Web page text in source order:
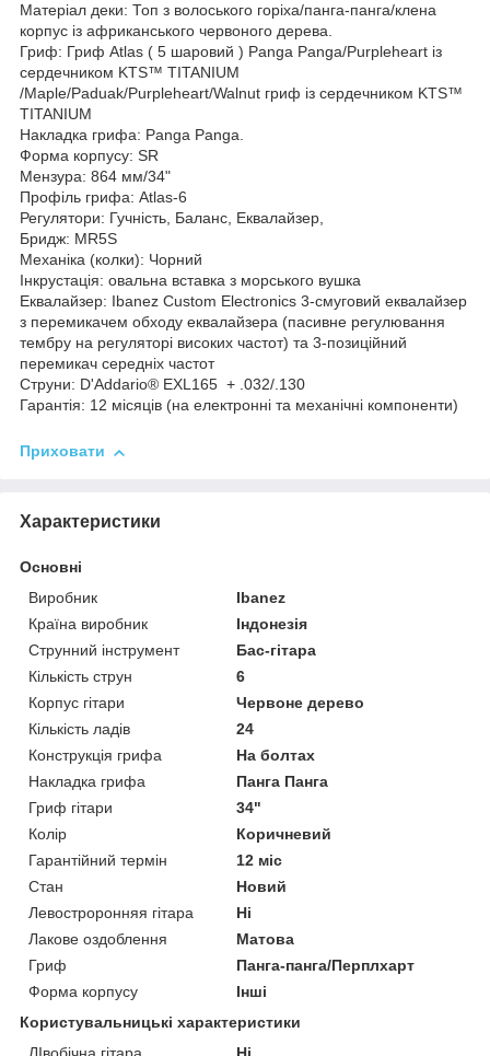
Матеріал деки: Топ з волоського горіха/панга-панга/клена
корпус із африканського червоного дерева.
Гриф: Гриф Atlas ( 5 шаровий ) Panga Panga/Purpleheart із
сердечником KTS™ TITANIUM
/Maple/Paduak/Purpleheart/Walnut гриф із сердечником KTS™
TITANIUM
Накладка грифа: Panga Panga.
Форма корпусу: SR
Мензура: 864 мм/34"
Профіль грифа: Atlas-6
Регулятори: Гучність, Баланс, Еквалайзер,
Бридж: MR5S
Механіка (колки): Чорний
Інкрустація: овальна вставка з морського вушка
Еквалайзер: Ibanez Custom Electronics 3-смуговий еквалайзер
з перемикачем обходу еквалайзера (пасивне регулювання
тембру на регуляторі високих частот) та 3-позиційний
перемикач середніх частот
Струни: D'Addario® EXL165 + .032/.130
Гарантія: 12 місяців (на електронні та механічні компоненти)
Приховати
Характеристики
Основні
Виробник
Ibanez
Країна виробник
Індонезія
Струнний інструмент
Бас-гітара
Кількість струн
6
Корпус гітари
Червоне дерево
Кількість ладів
24
Конструкція грифа
На болтах
Накладка грифа
Панга Панга
Гриф гітари
34"
Колір
Коричневий
Гарантійний термін
12 міс
Стан
Новий
Левостроронняя гітара
Ні
Лакове оздоблення
Матова
Гриф
Панга-панга/Перплхарт
Форма корпусу
Інші
Користувальницькі характеристики